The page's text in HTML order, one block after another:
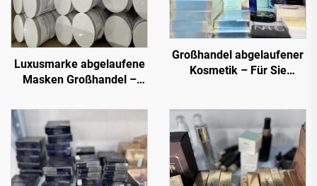
Luxusmarke abgelaufene
Masken Großhandel –
zu unschlagbaren Preisen
Großhandel abgelaufener
Kosmetik – Für Sie
vertrauenswürdigen
Verkäufern